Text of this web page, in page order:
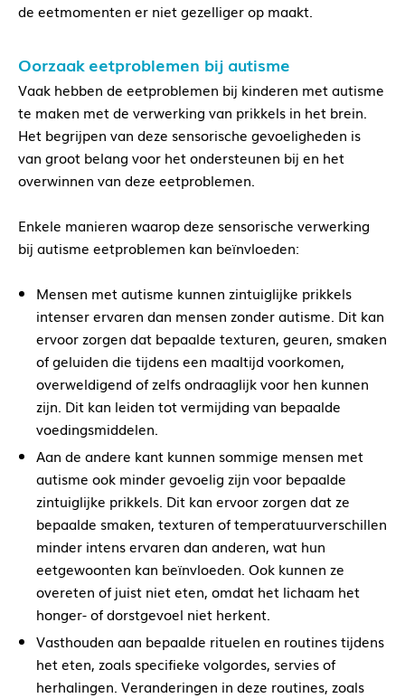
de eetmomenten er niet gezelliger op maakt.
Oorzaak eetproblemen bij autisme
Vaak hebben de eetproblemen bij kinderen met autisme
te maken met de verwerking van prikkels in het brein.
Het begrijpen van deze sensorische gevoeligheden is
van groot belang voor het ondersteunen bij en het
overwinnen van deze eetproblemen.
Enkele manieren waarop deze sensorische verwerking
bij autisme eetproblemen kan beïnvloeden:
Mensen met autisme kunnen zintuiglijke prikkels
intenser ervaren dan mensen zonder autisme. Dit kan
ervoor zorgen dat bepaalde texturen, geuren, smaken
of geluiden die tijdens een maaltijd voorkomen,
overweldigend of zelfs ondraaglijk voor hen kunnen
zijn. Dit kan leiden tot vermijding van bepaalde
voedingsmiddelen.
Aan de andere kant kunnen sommige mensen met
autisme ook minder gevoelig zijn voor bepaalde
zintuiglijke prikkels. Dit kan ervoor zorgen dat ze
bepaalde smaken, texturen of temperatuurverschillen
minder intens ervaren dan anderen, wat hun
eetgewoonten kan beïnvloeden. Ook kunnen ze
overeten of juist niet eten, omdat het lichaam het
honger- of dorstgevoel niet herkent.
Vasthouden aan bepaalde rituelen en routines tijdens
het eten, zoals specifieke volgordes, servies of
herhalingen. Veranderingen in deze routines, zoals